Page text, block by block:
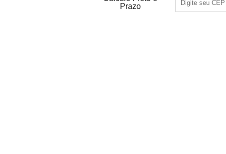
Prazo